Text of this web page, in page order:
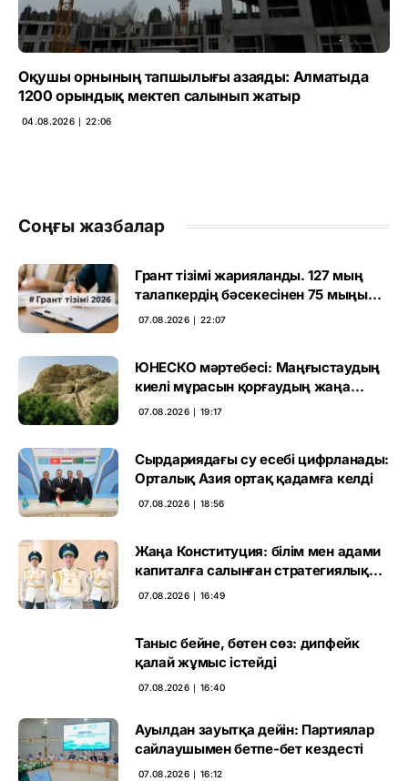
Оқушы орнының тапшылығы азаяды: Алматыда
1200 орындық мектеп салынып жатыр
04.08.2026 ∣ 22:06
Соңғы жазбалар
Грант тізімі жарияланды. 127 мың
талапкердің бәсекесінен 75 мыңы
өтті
07.08.2026 ∣ 22:07
ЮНЕСКО мәртебесі: Маңғыстаудың
киелі мұрасын қорғаудың жаңа
кезеңі басталды
07.08.2026 ∣ 19:17
Сырдариядағы су есебі цифрланады:
Орталық Азия ортақ қадамға келді
07.08.2026 ∣ 18:56
Жаңа Конституция: білім мен адами
капиталға салынған стратегиялық
негіз
07.08.2026 ∣ 16:49
Таныс бейне, бөтен сөз: дипфейк
қалай жұмыс істейді
07.08.2026 ∣ 16:40
Ауылдан зауытқа дейін: Партиялар
сайлаушымен бетпе-бет кездесті
07.08.2026 ∣ 16:12